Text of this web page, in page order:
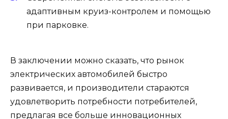
адаптивным круиз-контролем и помощью
при парковке.
В заключении можно сказать, что рынок
электрических автомобилей быстро
развивается, и производители стараются
удовлетворить потребности потребителей,
предлагая все больше инновационных